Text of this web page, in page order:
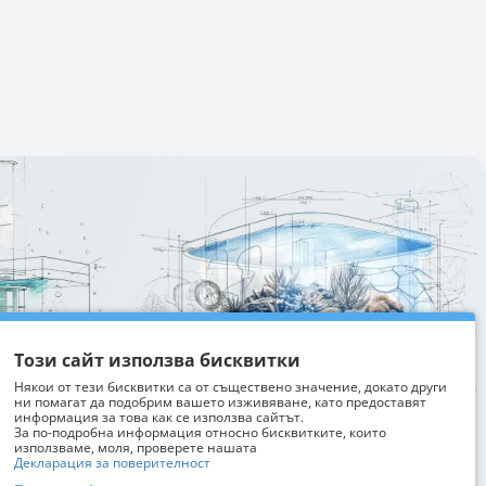
Този сайт използва бисквитки
Някои от тези бисквитки са от съществено значение, докато други
ни помагат да подобрим вашето изживяване, като предоставят
информация за това как се използва сайтът.
За по-подробна информация относно бисквитките, които
използваме, моля, проверете нашата
Декларация за поверителност